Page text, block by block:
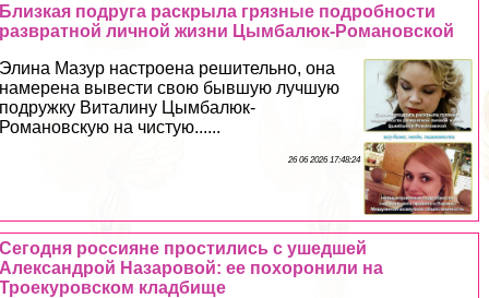
Близкая подруга раскрыла грязные подробности
рaзвpaтной личной жизни Цымбалюк-Романовской
Элина Мазур настроена решительно, она
намерена вывести свою бывшую лучшую
подружку Виталину Цымбалюк-
Романовскую на чистую......
26 06 2026 17:48:24
Сегодня россияне простились с ушедшей
Александрой Назаровой: ее похоронили на
Троекуровском кладбище